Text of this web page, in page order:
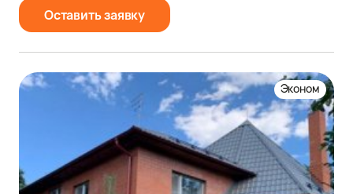
Оставить заявку
Эконом